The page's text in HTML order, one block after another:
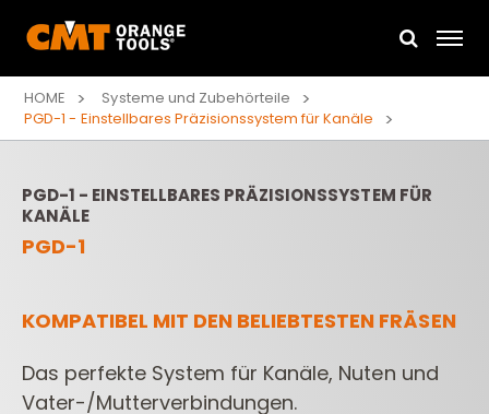
HOME
Systeme und Zubehörteile
PGD-1 - Einstellbares Präzisionssystem für Kanäle
PGD-1 - EINSTELLBARES PRÄZISIONSSYSTEM FÜR
KANÄLE
PGD-1
KOMPATIBEL MIT DEN BELIEBTESTEN FRÄSEN
Das perfekte System für Kanäle, Nuten und
Vater-/Mutterverbindungen.